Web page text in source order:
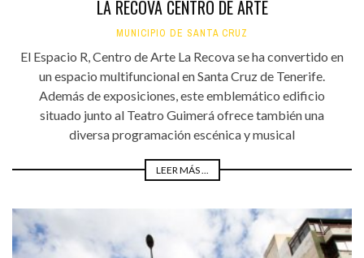
LA RECOVA CENTRO DE ARTE
MUNICIPIO DE SANTA CRUZ
El Espacio R, Centro de Arte La Recova se ha convertido en
un espacio multifuncional en Santa Cruz de Tenerife.
Además de exposiciones, este emblemático edificio
situado junto al Teatro Guimerá ofrece también una
diversa programación escénica y musical
LEER MÁS ...